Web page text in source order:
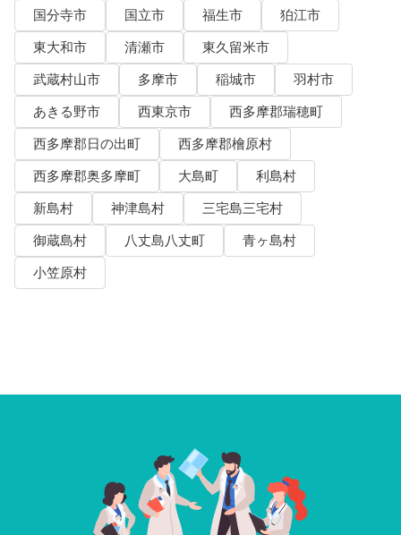
国分寺市
国立市 福生市
狛江市
東大和市
清瀬市
東久留米市
武蔵村山市
多摩市 稲城市
羽村市
あきる野市
西東京市
西多摩郡瑞穂町
西多摩郡日の出町
西多摩郡檜原村
西多摩郡奥多摩町
大島町
利島村
新島村
神津島村
三宅島三宅村
御蔵島村
八丈島八丈町
青ヶ島村
小笠原村